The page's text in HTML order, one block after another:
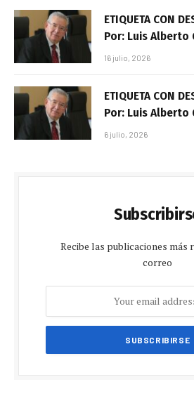
ETIQUETA CON
Por: Luis Alberto
16 julio, 2026
ETIQUETA CON
Por: Luis Alberto
6 julio, 2026
Recibe las publicaciones más
correo